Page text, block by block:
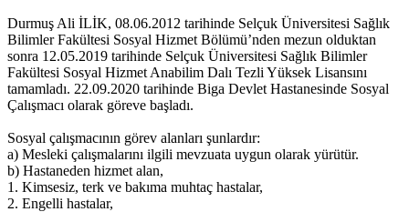
Durmuş Ali İLİK, 08.06.2012 tarihinde Selçuk Üniversitesi Sağlık
Bilimler Fakültesi Sosyal Hizmet Bölümü’nden mezun olduktan
sonra 12.05.2019 tarihinde Selçuk Üniversitesi Sağlık Bilimler
Fakültesi Sosyal Hizmet Anabilim Dalı Tezli Yüksek Lisansını
tamamladı. 22.09.2020 tarihinde Biga Devlet Hastanesinde Sosyal
Çalışmacı olarak göreve başladı.
Sosyal çalışmacının görev alanları şunlardır:
a) Mesleki çalışmalarını ilgili mevzuata uygun olarak yürütür.
b) Hastaneden hizmet alan,
1. Kimsesiz, terk ve bakıma muhtaç hastalar,
2. Engelli hastalar,